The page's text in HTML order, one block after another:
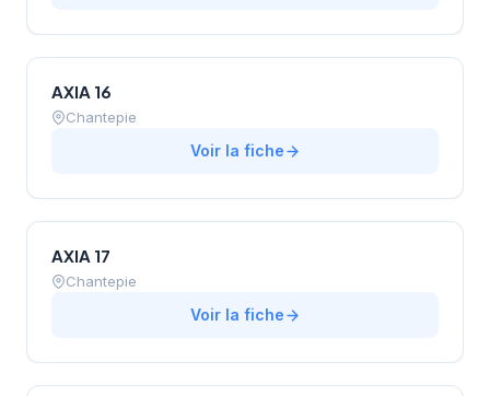
AXIA 16
Chantepie
Voir la fiche
AXIA 17
Chantepie
Voir la fiche